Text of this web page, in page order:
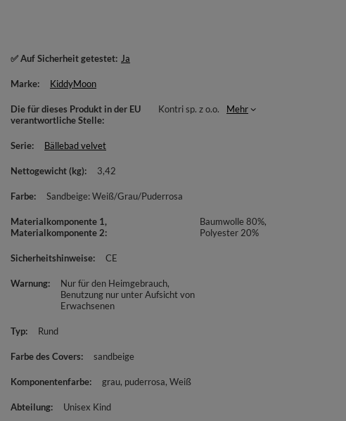
✅ Auf Sicherheit getestet Ja
Marke KiddyMoon
Die für dieses Produkt in der EU
verantwortliche Stelle
Kontri sp. z o.o. Mehr
Serie Bällebad velvet
Nettogewicht (kg) 3,42
Farbe Sandbeige: Weiß/Grau/Puderrosa
Materialkomponente 1,
Materialkomponente 2
Baumwolle 80%,
Polyester 20%
Sicherheitshinweise CE
Warnung
Nur für den Heimgebrauch
Benutzung nur unter Aufsicht von
Erwachsenen
Typ Rund
Farbe des Covers sandbeige
Komponentenfarbe grau puderrosa Weiß
Abteilung Unisex Kind